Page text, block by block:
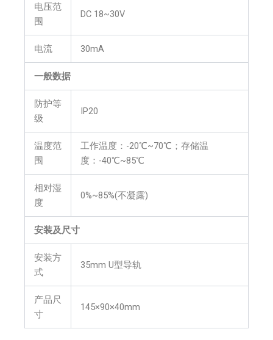
电压范
围
DC 18~30V
电流 30mA
一般数据
防护等
级
IP20
温度范
围
工作温度：-20℃~70℃；存储温
度：-40℃~85℃
相对湿
度
0%~85%(不凝露)
安装及尺寸
安装方
式
35mm U型导轨
产品尺
寸
145×90×40mm